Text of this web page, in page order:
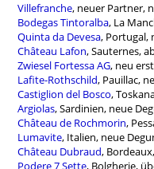
Villefranche, neuer Partner,
Bodegas Tintoralba, La
Quinta da Devesa, Portugal,
Château Lafon, Sauternes,
Zwiesel Fortessa AG, neu
Lafite-Rothschild, Pauillac,
Castiglion del Bosco,
Argiolas, Sardinien, neue
Château de Rochmorin,
Lumavite, Italien, neue
Château Dubraud,
Podere 7 Sette, Bolgherie,